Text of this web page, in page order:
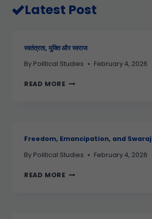
Latest Post
स्वतंत्रता, मुक्ति और स्वराज
By Political Studies February 4, 2026
READ MORE
Freedom, Emancipation, and Swaraj
By Political Studies February 4, 2026
READ MORE